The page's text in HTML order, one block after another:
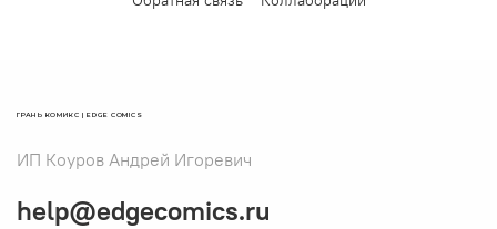
ГРАНЬ КОМИКС | EDGE COMICS
ИП Коуров Андрей Игоревич
help@edgecomics.ru